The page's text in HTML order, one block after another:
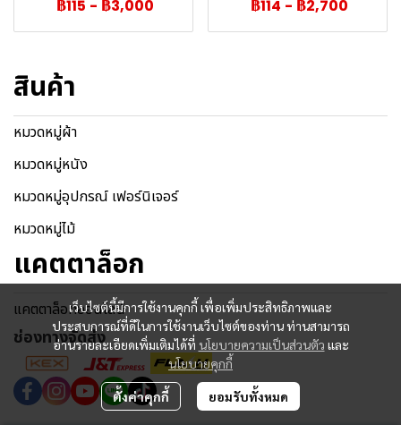
฿115 - ฿3,000 ฿114 - ฿2,700
เว็บไซต์นี้มีการใช้งานคุกกี้ เพื่อเพิ่มประสิทธิภาพและ
ประสบการณ์ที่ดีในการใช้งานเว็บไซต์ของท่าน ท่านสามารถ
อ่านรายละเอียดเพิ่มเติมได้ที่ นโยบายความเป็นส่วนตัว และ
นโยบายคุกกี้
ตั้งค่าคุกกี้ ยอมรับทั้งหมด
สินค้า
หมวดหมู่ผ้า
หมวดหมู่หนัง
หมวดหมู่อุปกรณ์ เฟอร์นิเจอร์
หมวดหมู่ไม้
แคตตาล็อก
แคตตาล็อกออนไลน์
ช่องทางจัดส่ง